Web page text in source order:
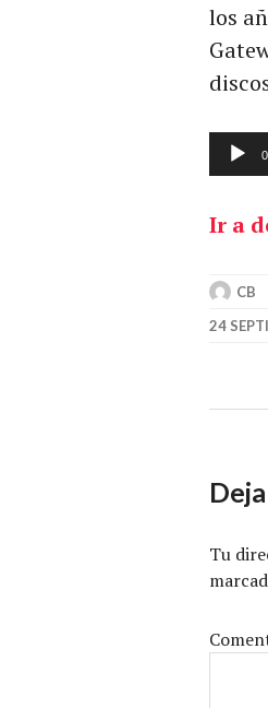
los
de
audio
Ir a
CB
24
Tu